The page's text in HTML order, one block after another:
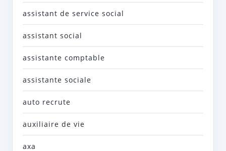
assistant de service social
assistant social
assistante comptable
assistante sociale
auto recrute
auxiliaire de vie
axa